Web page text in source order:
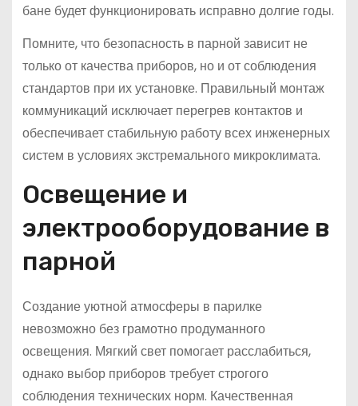
бане будет функционировать исправно долгие годы.
Помните, что безопасность в парной зависит не
только от качества приборов, но и от соблюдения
стандартов при их установке. Правильный монтаж
коммуникаций исключает перегрев контактов и
обеспечивает стабильную работу всех инженерных
систем в условиях экстремального микроклимата.
Освещение и
электрооборудование в
парной
Создание уютной атмосферы в парилке
невозможно без грамотно продуманного
освещения. Мягкий свет помогает расслабиться,
однако выбор приборов требует строгого
соблюдения технических норм. Качественная